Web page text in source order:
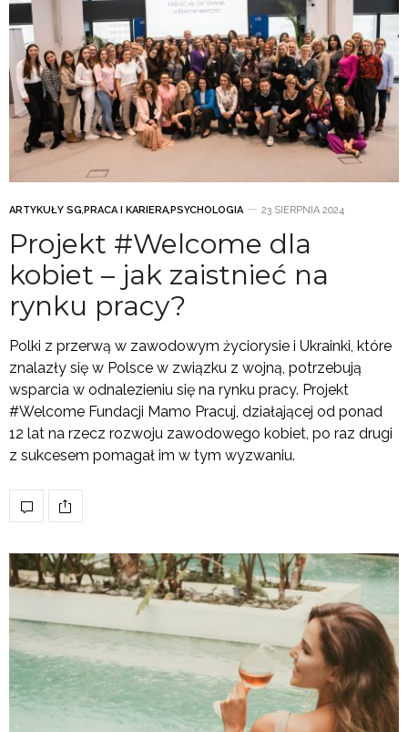
ARTYKUŁY SG,PRACA I KARIERA,PSYCHOLOGIA 23 SIERPNIA 2024
Projekt #Welcome dla
kobiet – jak zaistnieć na
rynku pracy?
Polki z przerwą w zawodowym życiorysie i Ukrainki, które
znalazły się w Polsce w związku z wojną, potrzebują
wsparcia w odnalezieniu się na rynku pracy. Projekt
#Welcome Fundacji Mamo Pracuj, działającej od ponad
12 lat na rzecz rozwoju zawodowego kobiet, po raz drugi
z sukcesem pomagał im w tym wyzwaniu.